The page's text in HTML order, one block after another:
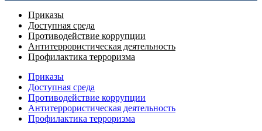
Приказы
Доступная среда
Противодействие коррупции
Антитеррористическая деятельность
Профилактика терроризма
Приказы
Доступная среда
Противодействие коррупции
Антитеррористическая деятельность
Профилактика терроризма